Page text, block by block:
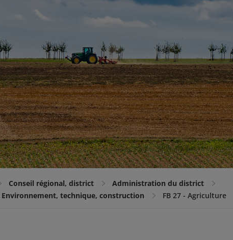
Conseil régional, district
Administration du district
technique, construction
FB 27 - Agriculture